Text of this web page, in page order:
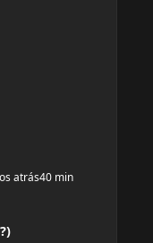
atrás40 min